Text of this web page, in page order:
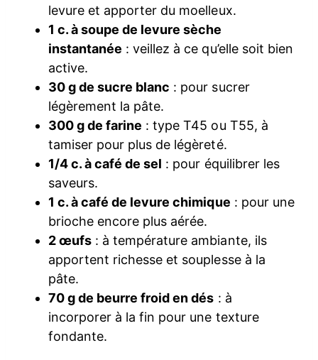
levure et apporter du moelleux.
1 c. à soupe de levure sèche
instantanée : veillez à ce qu’elle soit bien
active.
30 g de sucre blanc : pour sucrer
légèrement la pâte.
300 g de farine : type T45 ou T55, à
tamiser pour plus de légèreté.
1/4 c. à café de sel : pour équilibrer les
saveurs.
1 c. à café de levure chimique : pour une
brioche encore plus aérée.
2 œufs : à température ambiante, ils
apportent richesse et souplesse à la
pâte.
70 g de beurre froid en dés : à
incorporer à la fin pour une texture
fondante.